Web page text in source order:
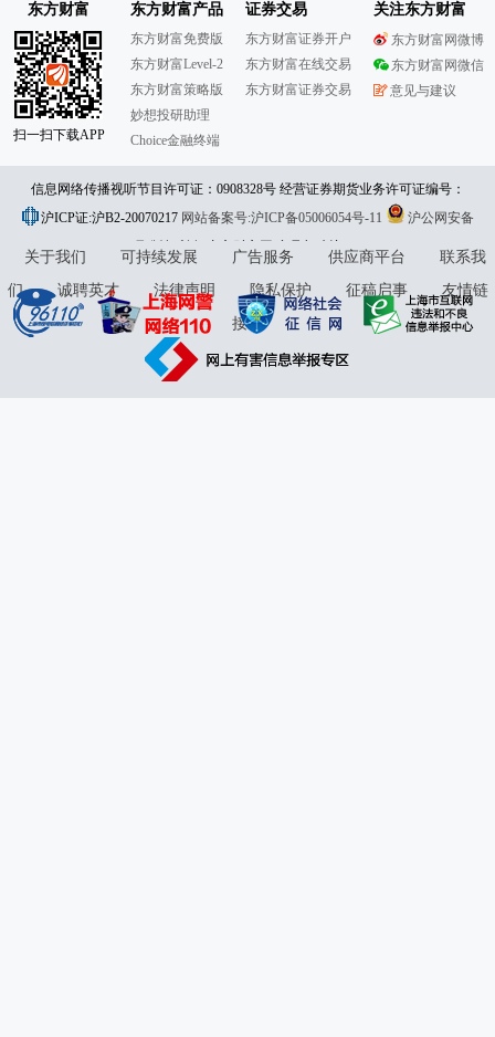
东方财富
扫一扫下载APP
东方财富产品
东方财富免费版
东方财富Level-2
东方财富策略版
妙想投研助理
Choice金融终端
证券交易
东方财富证券开户
东方财富在线交易
东方财富证券交易
关注东方财富
东方财富网微博
东方财富网微信
意见与建议
信息网络传播视听节目许可证：0908328号 经营证券期货业务许可证编号：
913101046312860336 违法和不良信息举报:021-61278686 举报邮箱：
jubao@eastmoney.com
沪ICP证:沪B2-20070217 网站备案号:沪ICP备05006054号-11
沪公网安备
31010402000120号版权所有:东方财富网意见与建议:4000300059/952500
关于我们 可持续发展 广告服务 供应商平台
联系我
们
诚聘英才 法律声明 隐私保护 征稿启事
友情链
接